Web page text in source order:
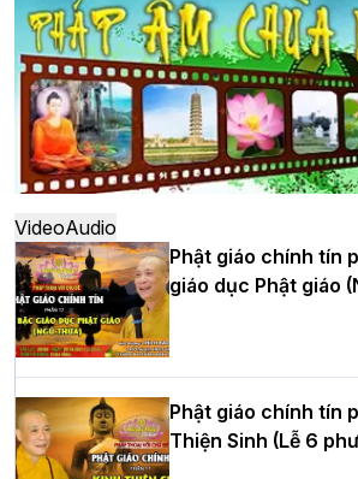
đô
Hà Nội: Ngày tu học cuối cùng khép
khóa sinh hoạt Phật pháp mùa hè lần
thứ XIV tại chùa Bằng
Học yêu thương trong ngày tu tập
tư của Khóa sinh hoạt Phật pháp mùa
hè tại chùa Bằng
HT.Thích Thọ Lạc được suy cử làm
VideoAudio
Phật giáo chính tín
giáo dục Phật giáo
Phật giáo chính tín
Thiện Sinh (Lễ 6